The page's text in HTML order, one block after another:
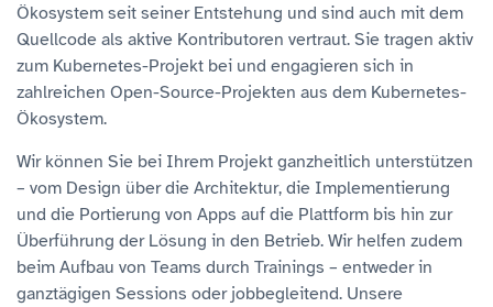
Ökosystem seit seiner Entstehung und sind auch mit dem
Quellcode als aktive Kontributoren vertraut. Sie tragen aktiv
zum Kubernetes-Projekt bei und engagieren sich in
zahlreichen Open-Source-Projekten aus dem Kubernetes-
Ökosystem.
Wir können Sie bei Ihrem Projekt ganzheitlich unterstützen
– vom Design über die Architektur, die Implementierung
und die Portierung von Apps auf die Plattform bis hin zur
Überführung der Lösung in den Betrieb. Wir helfen zudem
beim Aufbau von Teams durch Trainings – entweder in
ganztägigen Sessions oder jobbegleitend. Unsere